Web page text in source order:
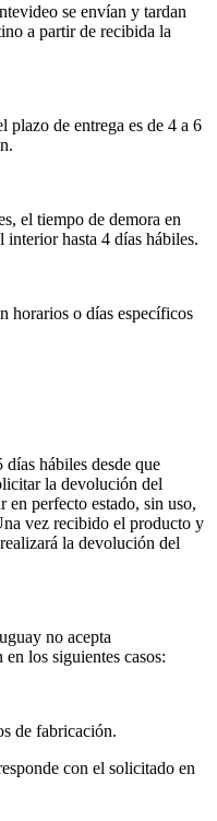
se envían y tardan
a partir de recibida la
plazo de entrega es de 4 a 6
el tiempo de demora en
interior hasta 4 días hábiles.
horarios o días específicos
hábiles desde que
la devolución del
en perfecto estado, sin uso,
vez recibido el producto y
la devolución del
no acepta
los siguientes casos:
de fabricación.
con el solicitado en